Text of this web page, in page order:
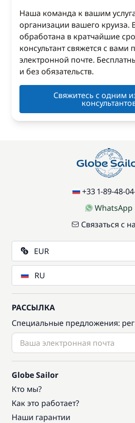
Наша команда к вашим
организации вашего круиза.
обработана в кратчайшие
консультант свяжется с вами
электронной почте.
и без обязательств.
Свяжитесь с одним
+33 1-89-48-
WhatsApp
Связаться с
EUR
RU
РАССЫЛКА
Специальные предложения:
Globe Sailor
Кто мы?
Как это работает?
Наши гарантии